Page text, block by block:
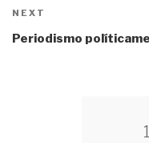
Next
Post
NEXT
Periodismo